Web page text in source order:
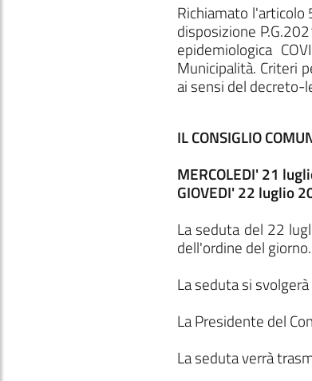
Richiamato l'articolo
disposizione
epidemiologica
Municipalità. Criteri
ai sensi del
IL CONSIGLIO
MERCOLEDI' 21
GIOVEDI' 22 luglio
La seduta del 22
dell'ordine del giorno.
La seduta si
La Presidente del
La seduta verrà